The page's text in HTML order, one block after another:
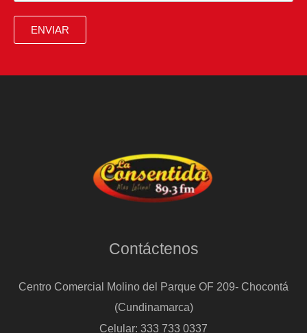
ENVIAR
Contáctenos
Centro Comercial Molino del Parque OF 209- Chocontá
(Cundinamarca)
Celular: 333 733 0337